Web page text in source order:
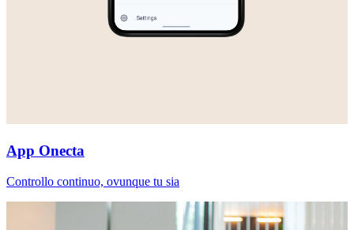
App Onecta
Controllo continuo, ovunque tu sia